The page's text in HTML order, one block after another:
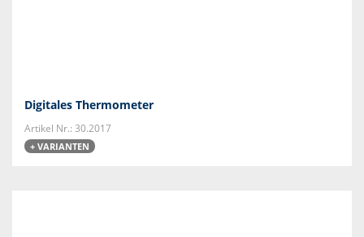
Digitales Thermometer
Artikel Nr.: 30.2017
+ VARIANTEN